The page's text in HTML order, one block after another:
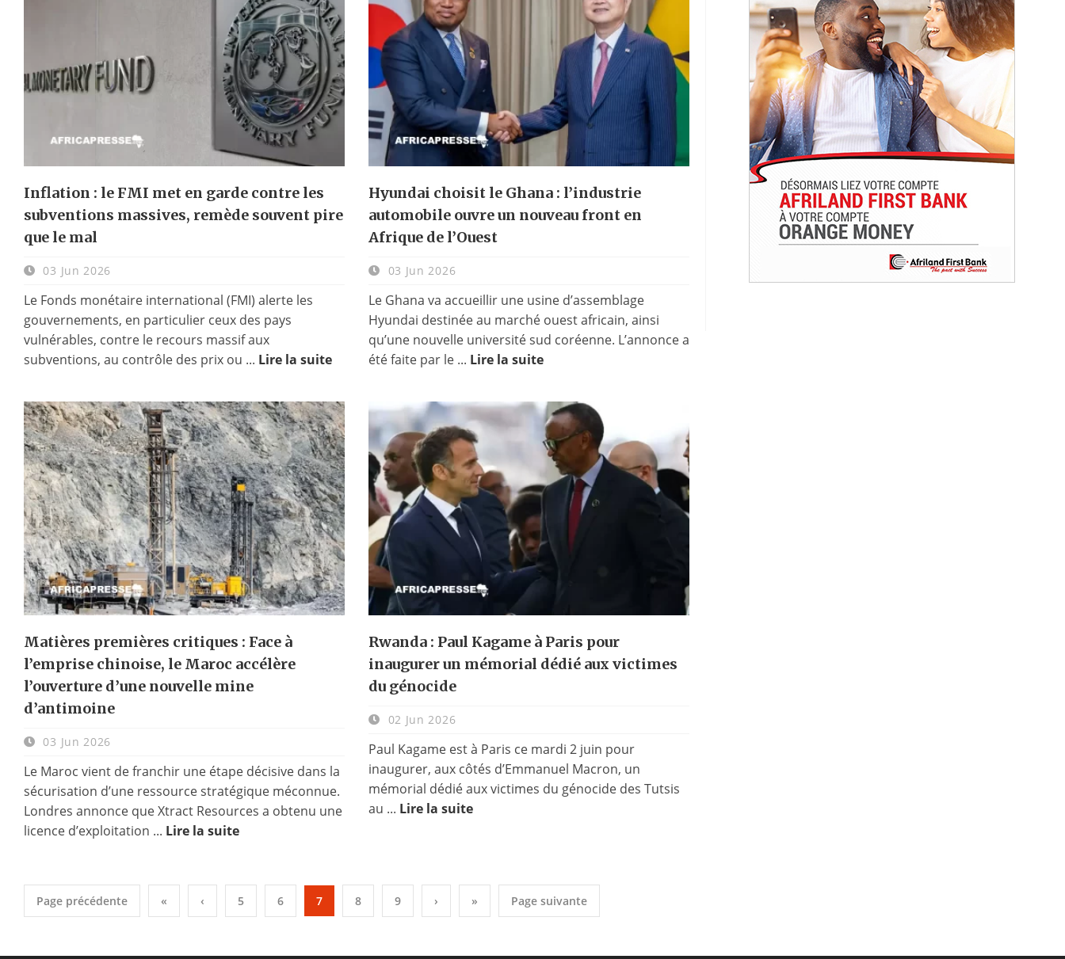
Inflation : le FMI met en garde contre les
subventions massives, remède souvent pire
que le mal
03 Jun 2026
Le Fonds monétaire international (FMI) alerte les
gouvernements, en particulier ceux des pays
vulnérables, contre le recours massif aux
subventions, au contrôle des prix ou ... Lire la suite
Hyundai choisit le Ghana : l’industrie
automobile ouvre un nouveau front en
Afrique de l’Ouest
03 Jun 2026
Le Ghana va accueillir une usine d’assemblage
Hyundai destinée au marché ouest africain, ainsi
qu’une nouvelle université sud coréenne. L’annonce a
été faite par le ... Lire la suite
Matières premières critiques : Face à
l’emprise chinoise, le Maroc accélère
l’ouverture d’une nouvelle mine
d’antimoine
03 Jun 2026
Le Maroc vient de franchir une étape décisive dans la
sécurisation d’une ressource stratégique méconnue.
Londres annonce que Xtract Resources a obtenu une
licence d’exploitation ... Lire la suite
Rwanda : Paul Kagame à Paris pour
inaugurer un mémorial dédié aux victimes
du génocide
02 Jun 2026
Paul Kagame est à Paris ce mardi 2 juin pour
inaugurer, aux côtés d’Emmanuel Macron, un
mémorial dédié aux victimes du génocide des Tutsis
au ... Lire la suite
Page précédente « ‹ 5 6 7 8 9 › » Page suivante